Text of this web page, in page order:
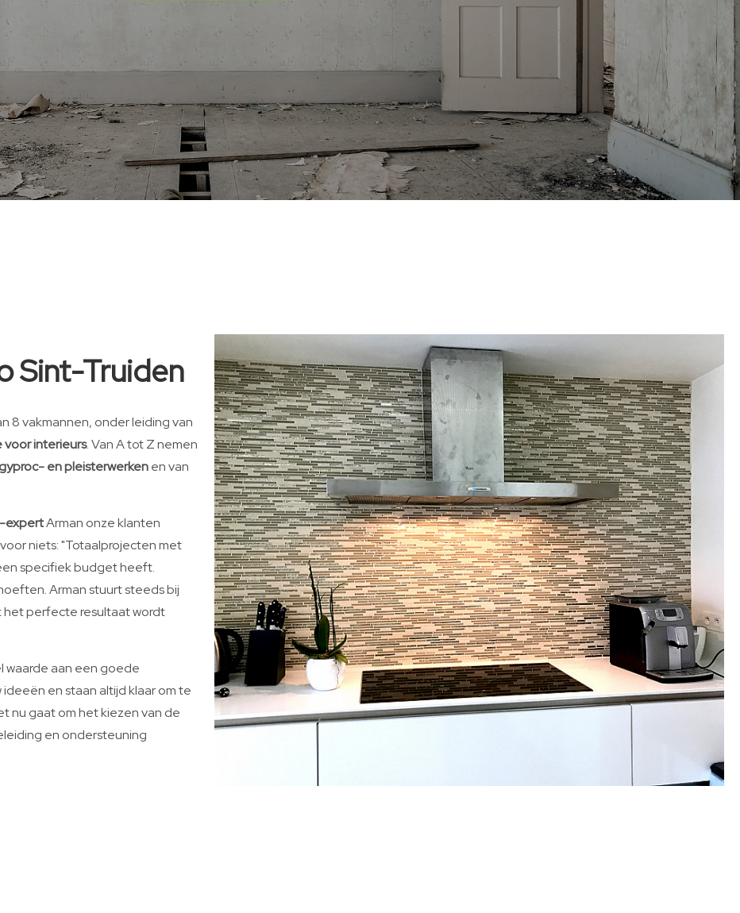
Sint-Truiden
8 vakmannen, onder leiding van
interieurs. Van A tot Z nemen
en pleisterwerkenen van
expertArman onze klanten
niets: "Totaalprojecten met
specifiek budget heeft.
Arman stuurt steeds bij
het perfecte resultaat wordt
waarde aan een goede
en staan altijd klaar om te
nu gaat om het kiezen van de
en ondersteuning